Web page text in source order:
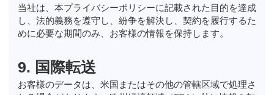
当社は、本プライバシーポリシーに記載された目的を達成
し、法的義務を遵守し、紛争を解決し、契約を履行するた
めに必要な期間のみ、お客様の情報を保持します。
9. 国際転送
お客様のデータは、米国またはその他の管轄区域で処理さ